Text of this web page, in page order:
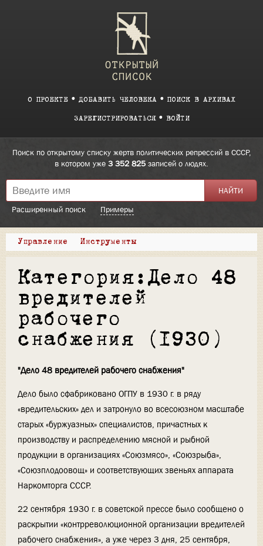
О ПРОЕКТЕ ДОБАВИТЬ ЧЕЛОВЕКА ПОИСК В АРХИВАХ
ЗАРЕГИСТРИРОВАТЬСЯ ВОЙТИ
Поиск по открытому списку жертв политических репрессий в СССР,
в котором уже 3 352 825 записей о людях.
Расширенный поиск Примеры
Управление Инструменты
Категория:Дело 48
вредителей
рабочего
снабжения (1930)
"Дело 48 вредителей рабочего снабжения"
Дело было сфабриковано ОГПУ в 1930 г. в ряду
«вредительских» дел и затронуло во всесоюзном масштабе
старых «буржуазных» специалистов, причастных к
производству и распределению мясной и рыбной
продукции в организациях «Союзмясо», «Союзрыба»,
«Союзплодоовощ» и соответствующих звеньях аппарата
Наркомторга СССР.
22 сентября 1930 г. в советской прессе было сообщено о
раскрытии «контрреволюционной организации вредителей
рабочего снабжения», а уже через 3 дня, 25 сентября,